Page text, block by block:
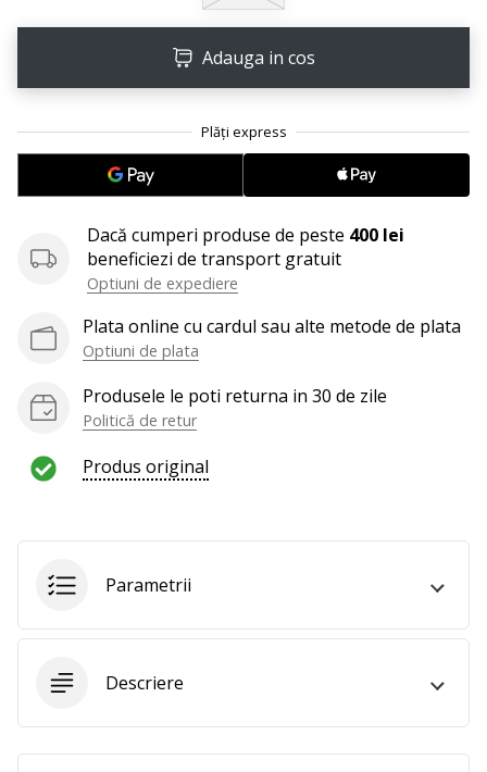
Adauga in cos
Dacă cumperi produse de peste 400 lei
beneficiezi de transport gratuit
Optiuni de expediere
Plata online cu cardul sau alte metode de plata
Optiuni de plata
Produsele le poti returna in 30 de zile
Politică de retur
Produs original
Parametrii
Descriere